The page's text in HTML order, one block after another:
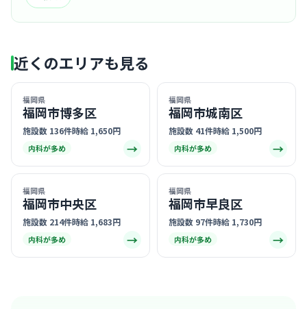
近くのエリアも見る
福岡県
福岡市博多区
施設数 136件時給 1,650円
内科が多め →
福岡県
福岡市城南区
施設数 41件時給 1,500円
内科が多め →
福岡県
福岡市中央区
施設数 214件時給 1,683円
内科が多め →
福岡県
福岡市早良区
施設数 97件時給 1,730円
内科が多め →